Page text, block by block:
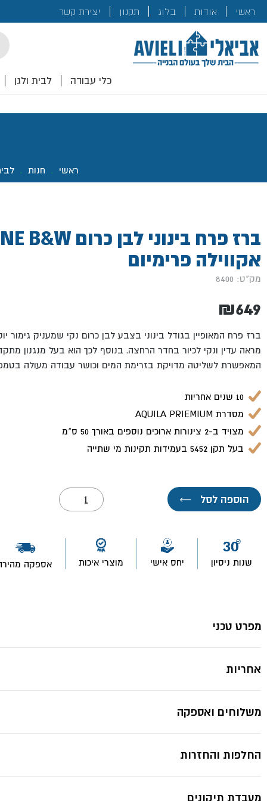
ראשי אודות בלוג תקנון יצירת קשרלכם!
כלי עבודה לבית ולגן
ראשי . חנות .
אקווילה פרימיום
מק"ט: 8400
₪649
ברז פרח המאופיין בגודל בינוני בצבע לבן כרום נקי שמעניק גימור
מראה עדין ונקי לכיור בחדר הרחצה. בנוסף לכך הוא בעל מנגנון
המאפשרת לשליטה מדויקת בזרימת המים וכושר עבודה מעולה
10 שנים אחריות
מסדרת AQUILA PRIEMIUM
מצויד ב-2 צינורות ארוכים נוספים באורך 50 ס"מ
בעל תקן 5452 בעמידות תקינות מי שתייה
הוספה לסל ←
כמות
של
ברז
לבן
AIRONE
שנות ניסיון יחס אישי מוצרי איכות אספקה
מפרט טכני
אחריות
משלוחים ואספקה
החלפות והחזרות
מעבדת תיקונים